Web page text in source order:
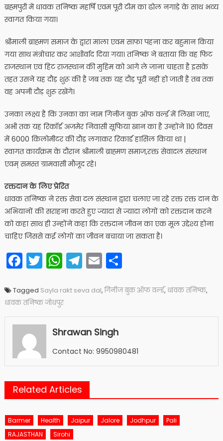
ब्रह्मपुरी में धावक तनिष्क महर्षि एवम पूरी टीम का ढोल नगाड़े के साथ भव्य
स्वागत किया गया।
श्रीमाली ब्राह्मण समाज के द्वारा माला एवम साफा पहना कर बहुमान किया
गया साथ मंत्रोचार कर आशीर्वाद दिया गया। तनिष्क ने बताया कि वह फिट
राजस्थान एवं हिट राजस्थान की मुहिम को आगे ले जाना चाहता है इसके
तहत उसने यह दौड़ शुरू की है जब तक यह दौड़ पूरी नहीं हो जाती है तब तक
वह अपनी दौड़ शुरू रखेंगे।
उनका लक्ष्य है कि उनका का नाम गिनीज बुक ऑफ वर्ल्ड में लिखा जाए,
अभी तक यह रिकॉर्ड अजमेर निवासी सूफिया खान का है उन्होंने 110 दिवस
में 6000 किलोमीटर की दौड़ लगाकर रिकार्ड हासिल किया था |
स्वागत कार्यक्रम के दौरान श्रीमाली ब्राह्मण समाज,रक्त सेवादल संस्थान
एवम् समस्त ग्रामवासी मौजूद रहे।
रक्तदान के लिए प्रेरित
धावक तनिष्क ने रक्त सेवा दल संस्थान द्वारा चलाए जा रहे रक्त रक्त दान के
अभियानों की सराहना करते हुए ज्यादा से ज्यादा लोगों को रक्तदान करने
को कहा साथ ही उन्होंने कहा कि रक्तदान जीवन का एक मूल उद्देश्य होना
चाहिए जिससे कई लोगों का जीवन बचाया जा सकता है।
Facebook
Twitter
WhatsApp
Telegram
EmailShare
Tagged Sayla rakt seva dal,गिनीज बुक ऑफ वर्ल्ड, धावक तनिष्क,
धावक तनिष्क जोधपुर
Shrawan Singh
Contact No: 9950980481
Related Articles
Barmer Health Jaipur Jalore Jodhpur
Pali
RAJASTHAN
Sirohi